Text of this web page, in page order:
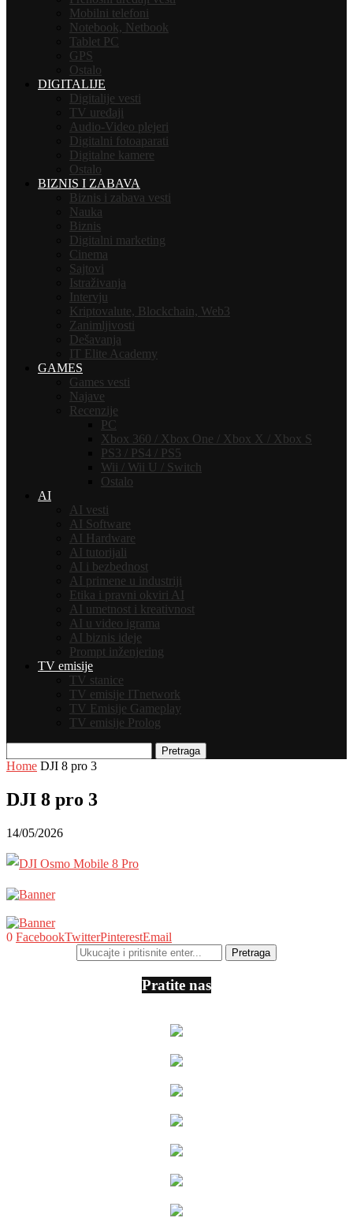
Mobilni telefoni
Notebook, Netbook
Tablet PC
GPS
Ostalo
DIGITALIJE
Digitalije vesti
TV uređaji
Audio-Video plejeri
Digitalni fotoaparati
Digitalne kamere
Ostalo
BIZNIS I ZABAVA
Biznis i zabava vesti
Nauka
Biznis
Digitalni marketing
Cinema
Sajtovi
Istraživanja
Intervju
Kriptovalute, Blockchain, Web3
Zanimljivosti
Dešavanja
IT Elite Academy
GAMES
Games vesti
Najave
Recenzije
PC
Xbox 360 / Xbox One / Xbox X / Xbox S
PS3 / PS4 / PS5
Wii / Wii U / Switch
Ostalo
AI
AI vesti
AI Software
AI Hardware
AI tutorijali
AI i bezbednost
AI primene u industriji
Etika i pravni okviri AI
AI umetnost i kreativnost
AI u video igrama
AI biznis ideje
Prompt inženjering
TV emisije
TV stanice
TV emisije ITnetwork
TV Emisije Gameplay
TV emisije Prolog
Pretraga
Home DJI 8 pro 3
DJI 8 pro 3
14/05/2026
0 FacebookTwitterPinterestEmail
Pratite nas